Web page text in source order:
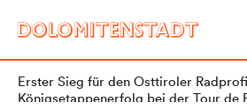
Erster Sieg für den Osttiroler
Königsetappenerfolg bei der Tour de